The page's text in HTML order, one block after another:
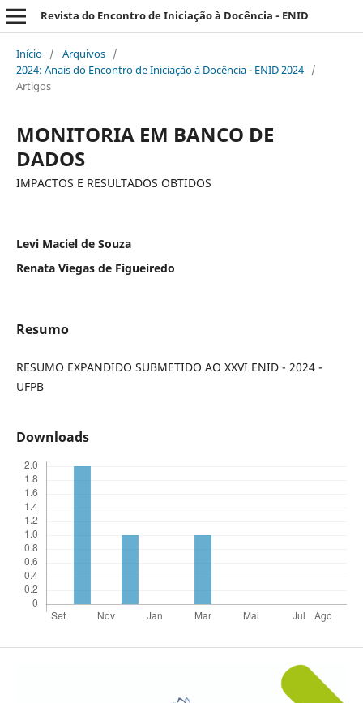
Revista do Encontro de Iniciação à Docência - ENID
Início / Arquivos /
2024: Anais do Encontro de Iniciação à Docência - ENID 2024 /
Artigos
MONITORIA EM BANCO DE
DADOS
IMPACTOS E RESULTADOS OBTIDOS
Levi Maciel de Souza
Renata Viegas de Figueiredo
Resumo
RESUMO EXPANDIDO SUBMETIDO AO XXVI ENID - 2024 -
UFPB
Downloads